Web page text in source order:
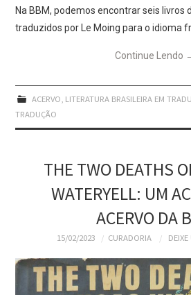
Na BBM, podemos encontrar seis livros
traduzidos por Le Moing para o idioma
Continue Lendo
ACERVO, LITERATURA BRASILEIRA EM
TRADUÇÃO
THE TWO DEATHS
WATERYELL: UM
ACERVO DA
15/02/2023 CURADORIA